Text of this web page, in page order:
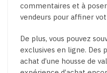
commentaires et à
vendeurs pour affiner
De plus, vous pouvez
exclusives en ligne. Des
achat d’une housse de